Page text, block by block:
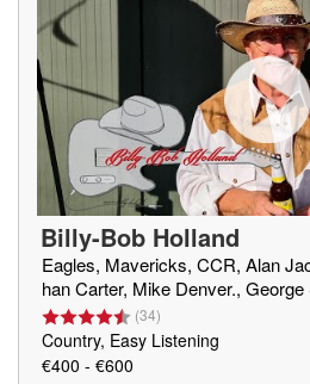
Billy-Bob Holland
Eagles, Mavericks, CCR, Alan
han Carter, Mike Denver., George
(34)
Country, Easy Listening
€400 - €600